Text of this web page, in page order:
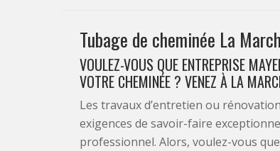
Tubage de cheminée La
VOULEZ-VOUS QUE ENTREPRISE
VOTRE CHEMINÉE ? VENEZ À LA
Les travaux d’entretien ou
exigences de savoir-faire
professionnel. Alors, voulez-vous